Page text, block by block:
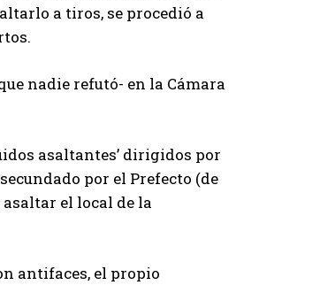
a tiros, se procedió a
nadie refutó- en la Cámara
asaltantes’ dirigidos por
por el Prefecto (de
el local de la
antifaces, el propio